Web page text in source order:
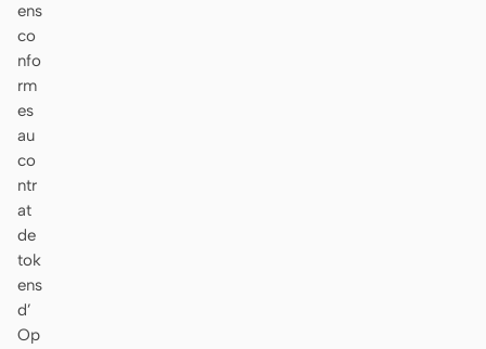
ens
co
nfo
rm
es
au
co
ntr
at
de
tok
ens
d’
Op